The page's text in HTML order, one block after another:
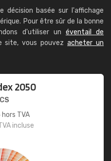
décision basée sur l'affichage
Pour être sûr de la bonne
d'utiliser un éventail de
site, vous pouvezacheter un
2050
hors TVA
incluse